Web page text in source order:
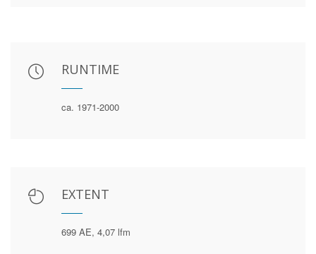
RUNTIME
ca. 1971-2000
EXTENT
699 AE, 4,07 lfm